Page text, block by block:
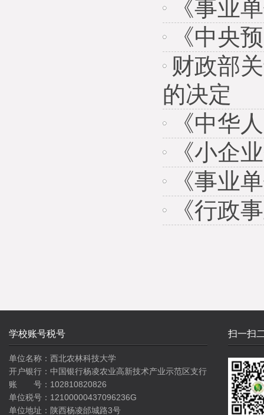
《事业
《中央
财政部
的决定
《中华
《小企
《事业
《行政
学校账号税号
单位名称：西北农林科技大学
开户银行：中国银行杨凌农业高新技术产业示范区支行
账 号：102810820826
单位税号：12100000437096236G
单位地址：陕西杨凌邰城路3号
扫一扫